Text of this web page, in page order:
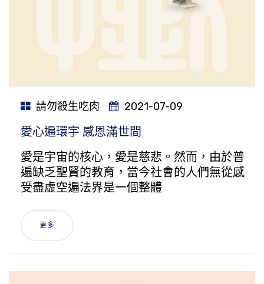
請勿殺生吃肉 2021-07-09
愛心遍環宇 感恩滿世間
愛是宇宙的核心，愛是慈悲。然而，由於普
遍缺乏聖賢的教育，當今社會的人們無從感
受盡虛空遍法界是一個整體
更多